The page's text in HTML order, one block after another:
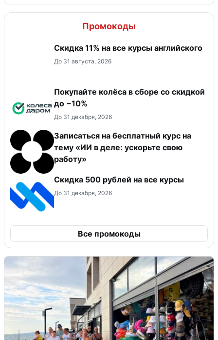
Промокоды
Скидка 11% на все курсы английского
До 31 августа, 2026
Покупайте колёса в сборе со скидкой
до −10%
До 31 декабря, 2026
Записаться на бесплатный курс на
тему «ИИ в деле: ускорьте свою
работу»
Скидка 500 рублей на все курсы
До 31 декабря, 2026
Все промокоды